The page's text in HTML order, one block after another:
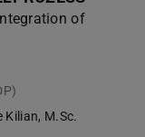
of
Kilian, M.Sc.